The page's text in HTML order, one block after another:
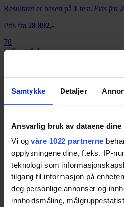
Samtykke Detaljer
Ansvarlig bruk av dataene dine
Vi og våre 1022 partnerne
opplysningene dine, f.eks. IP-
teknologi som
tilgang til informasjon på
deg personlige annonser og
innholdsmåling,
Resultatet er basert på 1 test. Pris fra
Pris fra 28 892,-
78
Scott Sub Tour eRide 10
Resultatet er basert på1test. Pris fra
78
Mondraker Chaser+
Resultatet er basert på1test.Pris fra
Pris fra 54 000,-